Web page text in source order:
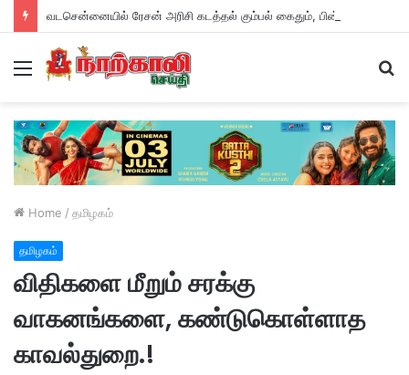
Menu
Home / தமிழகம்
தமிழகம்
விதிகளை மீறும் சரக்கு
வாகனங்களை, கண்டுகொள்ளாத
காவல்துறை.!